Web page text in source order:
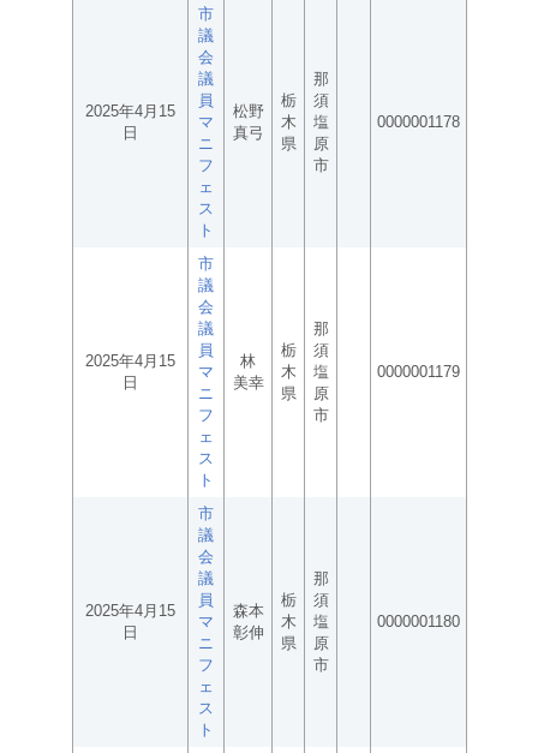
2025年4月15
日
市
議
会
議
員
マ
ニ
フ
ェ
ス
ト
松野
真弓
栃
木
県
那
須
塩
原
市
0000001178
2025年4月15
日
市
議
会
議
員
マ
ニ
フ
ェ
ス
ト
林
美幸
栃
木
県
那
須
塩
原
市
0000001179
2025年4月15
日
市
議
会
議
員
マ
ニ
フ
ェ
ス
ト
森本
彰伸
栃
木
県
那
須
塩
原
市
0000001180